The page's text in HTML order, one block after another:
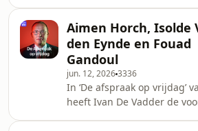
Koninkrijk 10 jaar na de
Knack Bert Bultinck en
justitiejournalist bij VRT
Van den Berghe. Ze hebben
het debat over de ethische
binnen de Arizona-regering
overbevolking in de
Aimen Horch, Isolde
den Eynde en Fouad
Gandoul
jun. 12, 20263336
In ‘De afspraak op vrijdag’
heeft Ivan De Vadder de